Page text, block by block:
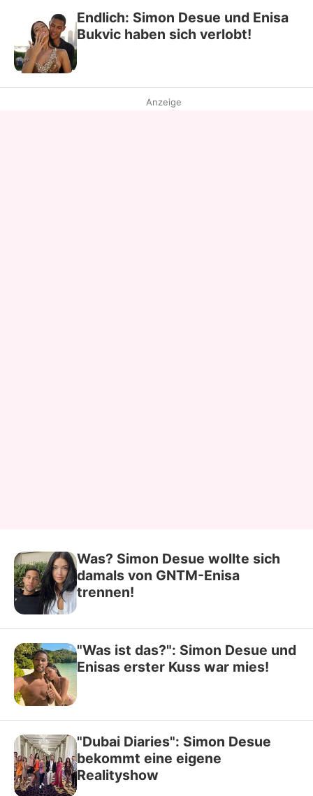
Endlich: Simon Desue und Enisa
Bukvic haben sich verlobt!
Anzeige
Was? Simon Desue wollte sich
damals von GNTM-Enisa
trennen!
"Was ist das?": Simon Desue und
Enisas erster Kuss war mies!
"Dubai Diaries": Simon Desue
bekommt eine eigene
Realityshow